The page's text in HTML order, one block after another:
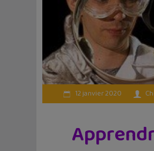
12 janvier 2020